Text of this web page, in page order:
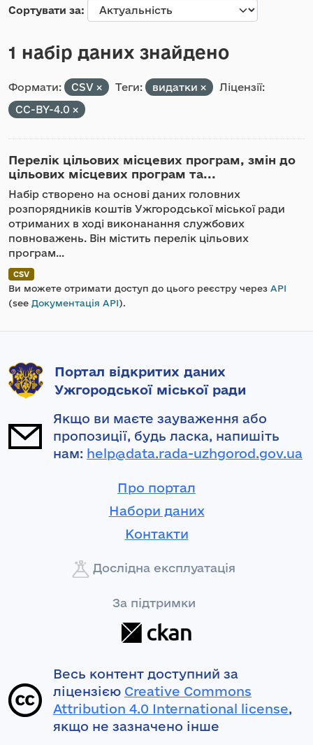
Сортувати за
1 набір даних знайдено
Формати: CSV Теги: видатки
Ліцензії:
CC-BY-4.0
Перелік цільових місцевих програм, змін до
цільових місцевих програм та...
Набір створено на основі даних головних
розпорядників коштів Ужгородської міської ради
отриманих в ході виконанання службових
повноважень. Він містить перелік цільових
програм...
CSV
Ви можете отримати доступ до цього реєстру через API
(see Документація API).
Портал відкритих даних
Ужгородської міської ради
Якщо ви маєте зауваження або
пропозиції, будь ласка, напишіть
нам: help@data.rada-uzhgorod.gov.ua
Про портал
Набори даних
Контакти
Дослідна експлуатація
За підтримки
Весь контент доступний за
ліцензією Creative Commons
Attribution 4.0 International license,
якщо не зазначено інше